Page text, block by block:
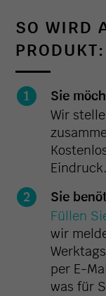
SO WIRD
PRODUKT:
Sie
Wir
Eindruck.
Sie
Füllen
wir
per E-
was für